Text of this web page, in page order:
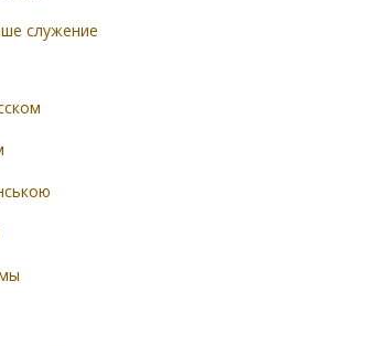
служение